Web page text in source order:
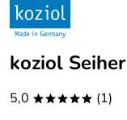
koziol
5,0 ***** (1)